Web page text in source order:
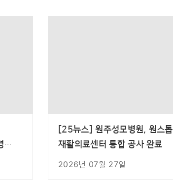
[25뉴스] 원주성모병원, 원스톱
재활의료센터 통합 공사 완료
2026년 07월 27일